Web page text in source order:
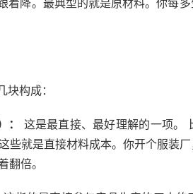
着降。最典型的就是原材料。你每
构成：
这是最直接、最好理解的一项。
些就是直接材料成本。你开个服装
翻倍。